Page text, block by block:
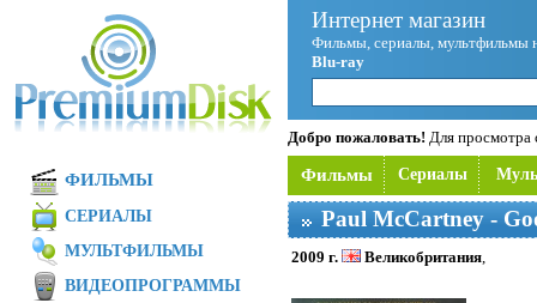
Интернет магазин
Фильмы, сериалы, мультфильмы
Blu-ray
Добро пожаловать! Для просмотра
Фильмы Сериалы
Paul McCartney -
2009 г. Великобритания,
ФИЛЬМЫ
СЕРИАЛЫ
МУЛЬТФИЛЬМЫ
ВИДЕОПРОГРАММЫ